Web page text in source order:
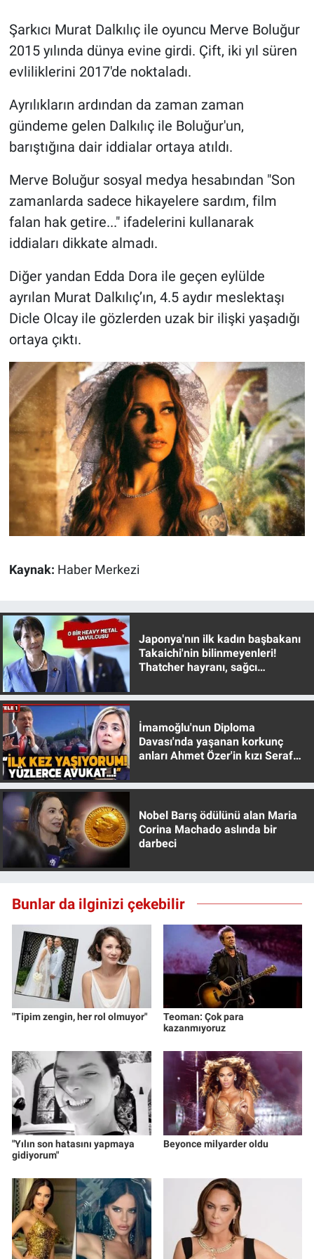
Şarkıcı Murat Dalkılıç ile oyuncu Merve Boluğur
2015 yılında dünya evine girdi. Çift, iki yıl süren
evliliklerini 2017'de noktaladı.
Ayrılıkların ardından da zaman zaman
gündeme gelen Dalkılıç ile Boluğur'un,
barıştığına dair iddialar ortaya atıldı.
Merve Boluğur sosyal medya hesabından "Son
zamanlarda sadece hikayelere sardım, film
falan hak getire..." ifadelerini kullanarak
iddiaları dikkate almadı.
Diğer yandan Edda Dora ile geçen eylülde
ayrılan Murat Dalkılıç’ın, 4.5 aydır meslektaşı
Dicle Olcay ile gözlerden uzak bir ilişki yaşadığı
ortaya çıktı.
Kaynak: Haber Merkezi
Japonya'nın ilk kadın başbakanı
Takaichi'nin bilinmeyenleri!
Thatcher hayranı, sağcı
İmamoğlu'nun Diploma
Davası'nda yaşanan korkunç
anları Ahmet Özer'in kızı Seraf
Nobel Barış ödülünü alan Maria
Corina Machado aslında bir
darbeci
Bunlar da ilginizi çekebilir
"Tipim zengin, her rol olmuyor"
Teoman: Çok para
kazanmıyoruz
"Yılın son hatasını yapmaya
gidiyorum"
Beyonce milyarder oldu
Gündem Özel
Günün görüntüsü
Haber
İlan
Kimdir
Kültür Sanat
Ne demişti
Nedir
Programlar
Sağlık
Spor
Teknoloji
Türkiye'nin Geleceği
Türkiye'nin Gündemi
Yerel Yaşam
Canlı Yayın